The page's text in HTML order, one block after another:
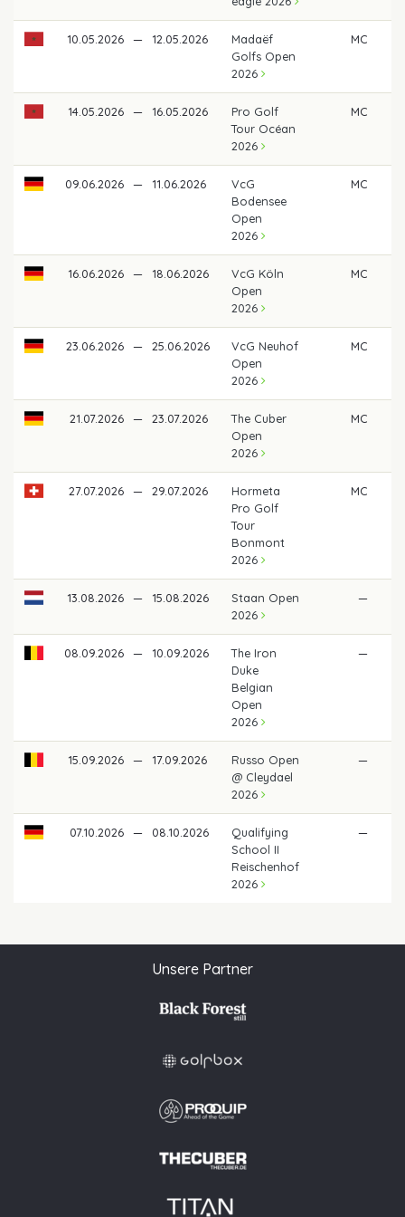
10.05.2026 — 12.05.2026
Madaëf
Golfs Open
2026
MC
14.05.2026 — 16.05.2026
Pro Golf
Tour Océan
2026
MC
09.06.2026 — 11.06.2026
VcG
Bodensee
Open
2026
MC
16.06.2026 — 18.06.2026
VcG Köln
Open
2026
MC
23.06.2026 — 25.06.2026
VcG Neuhof
Open
2026
MC
21.07.2026 — 23.07.2026
The Cuber
Open
2026
MC
27.07.2026 — 29.07.2026
Hormeta
Pro Golf
Tour
Bonmont
2026
MC
13.08.2026 — 15.08.2026
Staan Open
2026
—
08.09.2026 — 10.09.2026
The Iron
Duke
Belgian
Open
2026
—
15.09.2026 — 17.09.2026
Russo Open
@ Cleydael
2026
—
07.10.2026 — 08.10.2026
Qualifying
School II
Reischenhof
2026
—
Unsere Partner